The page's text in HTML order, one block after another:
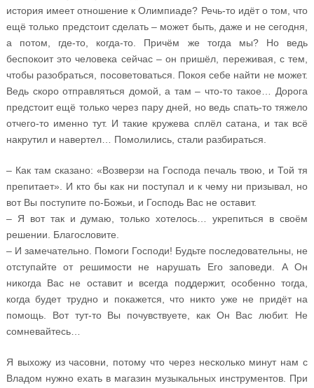
история имеет отношение к Олимпиаде? Речь-то идёт о том, что
ещё только предстоит сделать – может быть, даже и не сегодня,
а потом, где-то, когда-то. Причём же тогда мы? Но ведь
беспокоит это человека сейчас – он пришёл, переживая, с тем,
чтобы разобраться, посоветоваться. Покоя себе найти не может.
Ведь скоро отправляться домой, а там – что-то такое… Дорога
предстоит ещё только через пару дней, но ведь спать-то тяжело
отчего-то именно тут. И такие кружева сплёл сатана, и так всё
накрутил и навертел… Помолились, стали разбираться.
– Как там сказано: «Возверзи на Господа печаль твою, и Той тя
препитает». И кто бы как ни поступал и к чему ни призывал, но
вот Вы поступите по-Божьи, и Господь Вас не оставит.
– Я вот так и думаю, только хотелось… укрепиться в своём
решении. Благословите.
– И замечательно. Помоги Господи! Будьте последовательны, не
отступайте от решимости не нарушать Его заповеди. А Он
никогда Вас не оставит и всегда поддержит, особенно тогда,
когда будет трудно и покажется, что никто уже не придёт на
помощь. Вот тут-то Вы почувствуете, как Он Вас любит. Не
сомневайтесь…
Я выхожу из часовни, потому что через несколько минут нам с
Владом нужно ехать в магазин музыкальных инструментов. При